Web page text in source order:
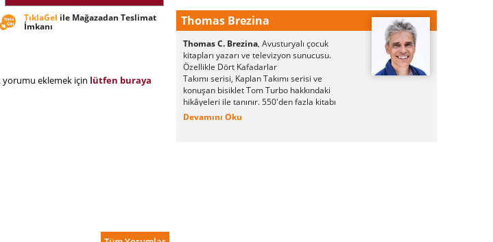
TıklaGel ile Mağazadan Teslimat
İmkanı
eklemek için lütfen buraya
Thomas Brezina
Thomas C. Brezina, Avusturyalı çocuk
kitapları yazarı ve televizyon sunucusu.
Özellikle Dört Kafadarlar
Takımı serisi, Kaplan Takımı serisi ve
konuşan bisiklet Tom Turbo hakkındaki
hikâyeleri ile tanınır. 550'den fazla kitabı
yayınlanan yazarın eserleri 35 dile
Devamını Oku